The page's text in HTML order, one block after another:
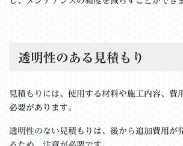
透明性のある見積もり
見積もりには、使用する材料や施工内容、費
必要があります。
透明性のない見積もりは、後から追加費用が